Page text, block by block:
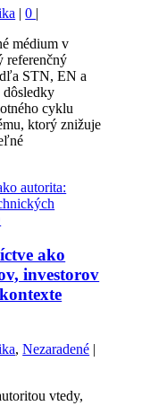
|0 |
médium v
referenčný
STN, EN a
dôsledky
cyklu
ktorý znižuje
ako
investorov
,Nezaradené |
vtedy,